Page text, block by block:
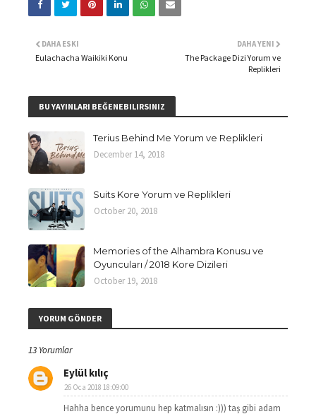
DAHA YENI
The Package Dizi Yorum ve
Replikleri
DAHA ESKI
Eulachacha Waikiki Konu
BU YAYINLARI BEĞENEBILIRSINIZ
Terius Behind Me Yorum ve Replikleri
December 14, 2018
Suits Kore Yorum ve Replikleri
October 20, 2018
Memories of the Alhambra Konusu ve
Oyuncuları / 2018 Kore Dizileri
October 19, 2018
YORUM GÖNDER
13 Yorumlar
Eylül kılıç
26 Oca 2018 18:09:00
Hahha bence yorumunu hep katmalısın :))) taş gibi adam